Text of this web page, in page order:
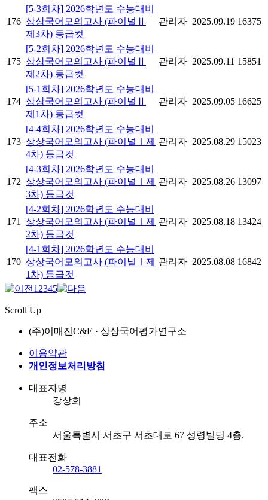
176
[5-3회차] 2026학년도 수능대비
상상국어모의고사 (파이널Ⅱ
제3차) 등급컷
관리자 2025.09.19 16375
175
[5-2회차] 2026학년도 수능대비
상상국어모의고사 (파이널Ⅱ
제2차) 등급컷
관리자 2025.09.11 15851
174
[5-1회차] 2026학년도 수능대비
상상국어모의고사 (파이널Ⅱ
제1차) 등급컷
관리자 2025.09.05 16625
173
[4-4회차] 2026학년도 수능대비
상상국어모의고사 (파이널Ⅰ제
4차) 등급컷
관리자 2025.08.29 15023
172
[4-3회차] 2026학년도 수능대비
상상국어모의고사 (파이널Ⅰ제
3차) 등급컷
관리자 2025.08.26 13097
171
[4-2회차] 2026학년도 수능대비
상상국어모의고사 (파이널Ⅰ제
2차) 등급컷
관리자 2025.08.18 13424
170
[4-1회차] 2026학년도 수능대비
상상국어모의고사 (파이널Ⅰ제
1차) 등급컷
관리자 2025.08.08 16842
12345
Scroll Up
(주)이매진C&E · 상상국어평가연구소
이용약관
개인정보처리방침
대표자명
강상희
주소
서울특별시 서초구 서초대로 67 성령빌딩 4층.
대표전화
02-578-3881
팩스